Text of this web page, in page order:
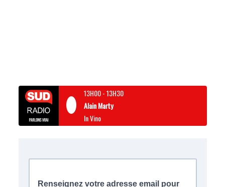
13H00-13H30
Alain Marty
In Vino